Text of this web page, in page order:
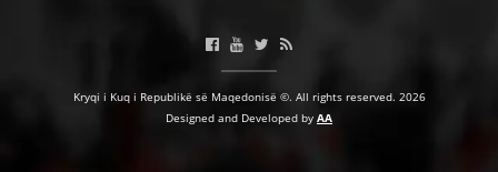
Kryqi i Kuq i Republikë së Maqedonisë ©. All rights reserved. 2026
Designed and Developed by AA